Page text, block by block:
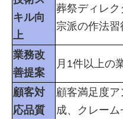
キル向
上
葬祭ディレ
宗派の作法習
業務改
善提案
月1件以上の
顧客対
応品質
顧客満足度
成、クレー